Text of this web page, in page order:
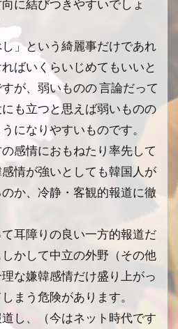
に結びつきやすいでしょ
し」という綺麗事だけであれ
ばいくらいじめてもいいと
が、弱いものの 言論だって
も立つと思えば弱いものの
になりやすいものです。
感情におもねたり率先して
情が強いとしても韓国人が
か、冷静・客観的報道に徹
耳障りの良い一方的報道だ
かして中立の外野（その他
な嫌韓感情だけ盛り上がっ
まう危険があります。
し、（今はネット時代です